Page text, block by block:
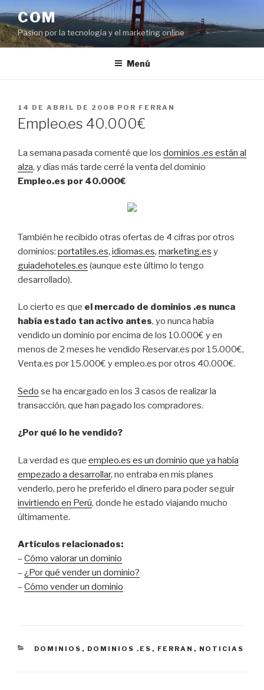
al
contenido
COM
Pasíon por la tecnología y el marketing online
Menú
PUBLICADO
EL
14 DE ABRIL DE 2008 POR FERRAN
Empleo.es 40.000€
La semana pasada comenté que los dominios .es están al
alza, y días más tarde cerré la venta del dominio
Empleo.es por 40.000€
También he recibido otras ofertas de 4 cifras por otros
dominios: portatiles.es, idiomas.es, marketing.es y
guiadehoteles.es (aunque este último lo tengo
desarrollado).
Lo cierto es que el mercado de dominios .es nunca
había estado tan activo antes, yo nunca había
vendido un dominio por encima de los 10.000€ y en
menos de 2 meses he vendido Reservar.es por 15.000€,
Venta.es por 15.000€ y empleo.es por otros 40.000€.
Sedo se ha encargado en los 3 casos de realizar la
transacción, que han pagado los compradores.
¿Por qué lo he vendido?
La verdad es que empleo.es es un dominio que ya había
empezado a desarrollar, no entraba en mis planes
venderlo, pero he preferido el dinero para poder seguir
invirtiendo en Perú, donde he estado viajando mucho
últimamente.
Artículos relacionados:
– Cómo valorar un dominio
– ¿Por qué vender un dominio?
– Cómo vender un dominio
CATEGORÍAS
DOMINIOS , DOMINIOS .ES , FERRAN , NOTICIAS